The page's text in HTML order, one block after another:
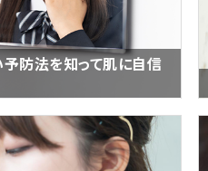
防法を知って肌に自信